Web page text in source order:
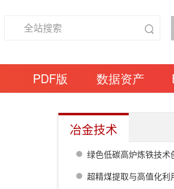
PDF版 数据资产
冶金技术
绿色低碳高炉炼铁技术
超精煤提取与高值化利用技